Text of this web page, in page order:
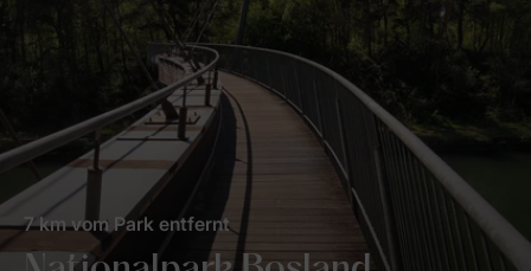
7 km vom Park entfernt